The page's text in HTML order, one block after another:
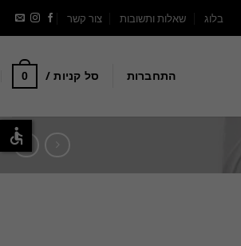
בלוג שאלות ותשובות צור קשר
התחברות סל קניות / 0